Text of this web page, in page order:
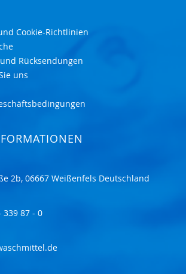
Cookie-Richtlinien
Rücksendungen
uns
2b, 06667 Weißenfels Deutschland
339 87 - 0